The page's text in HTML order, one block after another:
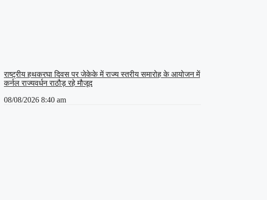
राष्ट्रीय हथकरघा दिवस पर जेकेके में राज्य स्तरीय समारोह के आयोजन में
कर्नल राज्यवर्धन राठौड़ रहे मौजूद
08/08/2026 8:40 am